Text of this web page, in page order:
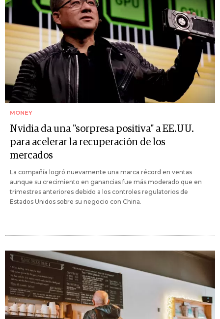
MONEY
Nvidia da una "sorpresa positiva" a EE.UU.
para acelerar la recuperación de los
mercados
La compañía logró nuevamente una marca récord en ventas
aunque su crecimiento en ganancias fue más moderado que en
trimestres anteriores debido a los controles regulatorios de
Estados Unidos sobre su negocio con China.